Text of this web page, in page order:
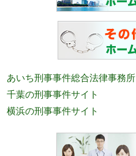
あいち刑事事件総合法律事務所
千葉の刑事事件サイト
横浜の刑事事件サイト